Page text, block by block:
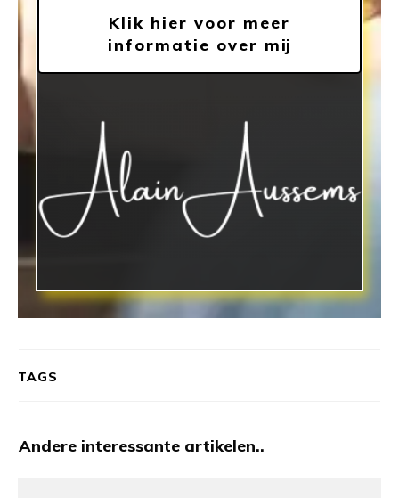
Klik hier voor meer
informatie over mij
TAGS
Andere interessante artikelen..